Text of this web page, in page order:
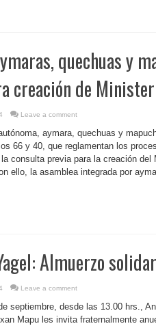
quechuas y
creación de
Leave a comment
aymara, quechuas y
66 y 40, que reglamentan los
consulta previa para la creación
ello, la asamblea integrada por
Almuerzo
Leave a comment
septiembre, desde las 13.00 hrs.,
Mapu les invita fraternalmente